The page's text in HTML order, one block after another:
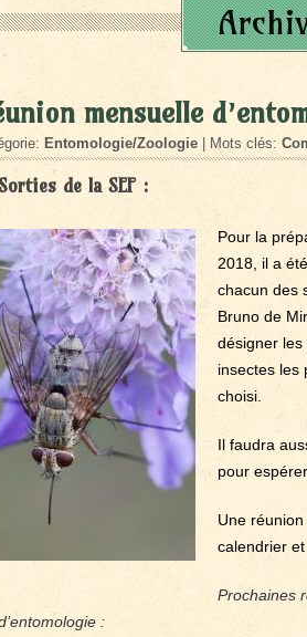
mensuelle
Entomologie/Zoologie | Mots clés:
de la SEF :
Pour la
2018, il a
chacun des
Bruno de
désigner
insectes les
choisi.
Il faudra
pour
Une
calendrier et
Prochaines
: